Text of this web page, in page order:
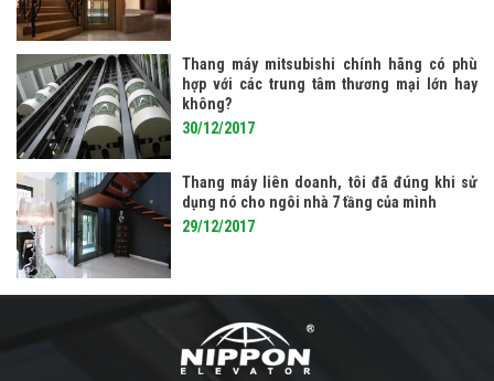
Thang máy mitsubishi chính hãng có phù
hợp với các trung tâm thương mại lớn hay
không?
30/12/2017
Thang máy liên doanh, tôi đã đúng khi sử
dụng nó cho ngôi nhà 7 tầng của mình
29/12/2017